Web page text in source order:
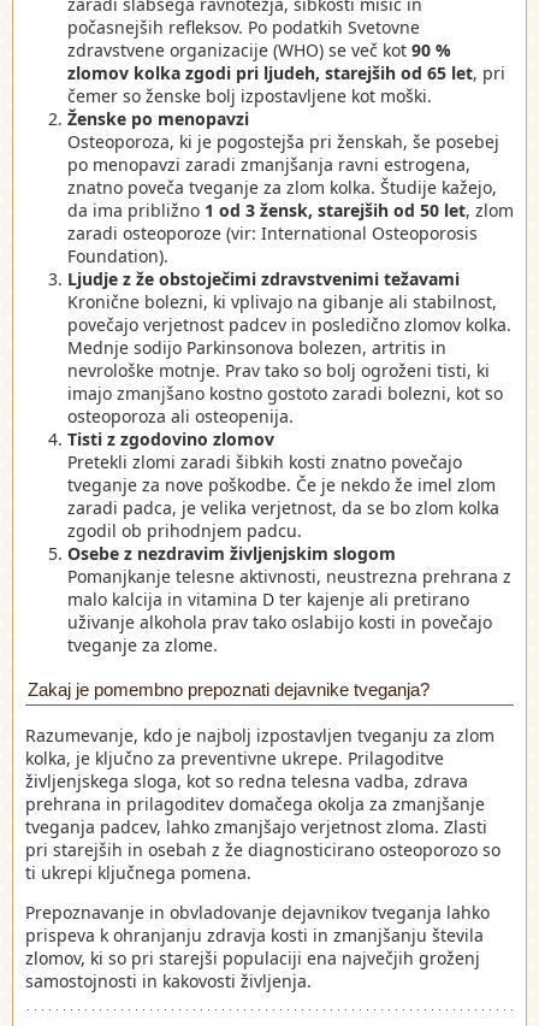
počasnejših refleksov. Po podatkih Svetovne
zdravstvene organizacije (WHO) se več kot 90 %
zlomov kolka zgodi pri ljudeh, starejših od 65 let, pri
čemer so ženske bolj izpostavljene kot moški.
Ženske po menopavzi
Osteoporoza, ki je pogostejša pri ženskah, še posebej
po menopavzi zaradi zmanjšanja ravni estrogena,
znatno poveča tveganje za zlom kolka. Študije kažejo,
da ima približno 1 od 3 žensk, starejših od 50 let, zlom
zaradi osteoporoze (vir: International Osteoporosis
Foundation).
Ljudje z že obstoječimi zdravstvenimi težavami
Kronične bolezni, ki vplivajo na gibanje ali stabilnost,
povečajo verjetnost padcev in posledično zlomov kolka.
Mednje sodijo Parkinsonova bolezen, artritis in
nevrološke motnje. Prav tako so bolj ogroženi tisti, ki
imajo zmanjšano kostno gostoto zaradi bolezni, kot so
osteoporoza ali osteopenija.
Tisti z zgodovino zlomov
Pretekli zlomi zaradi šibkih kosti znatno povečajo
tveganje za nove poškodbe. Če je nekdo že imel zlom
zaradi padca, je velika verjetnost, da se bo zlom kolka
zgodil ob prihodnjem padcu.
Osebe z nezdravim življenjskim slogom
Pomanjkanje telesne aktivnosti, neustrezna prehrana z
malo kalcija in vitamina D ter kajenje ali pretirano
uživanje alkohola prav tako oslabijo kosti in povečajo
tveganje za zlome.
Zakaj je pomembno prepoznati dejavnike tveganja?
Razumevanje, kdo je najbolj izpostavljen tveganju za zlom
kolka, je ključno za preventivne ukrepe. Prilagoditve
življenjskega sloga, kot so redna telesna vadba, zdrava
prehrana in prilagoditev domačega okolja za zmanjšanje
tveganja padcev, lahko zmanjšajo verjetnost zloma. Zlasti
pri starejših in osebah z že diagnosticirano osteoporozo so
ti ukrepi ključnega pomena.
Prepoznavanje in obvladovanje dejavnikov tveganja lahko
prispeva k ohranjanju zdravja kosti in zmanjšanju števila
zlomov, ki so pri starejši populaciji ena največjih groženj
samostojnosti in kakovosti življenja.